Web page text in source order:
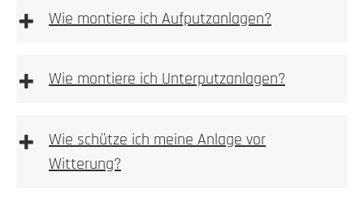
+ Wie montiere ich Aufputzanlagen?
+ Wie montiere ich Unterputzanlagen?
+
Wie schütze ich meine Anlage vor
Witterung?